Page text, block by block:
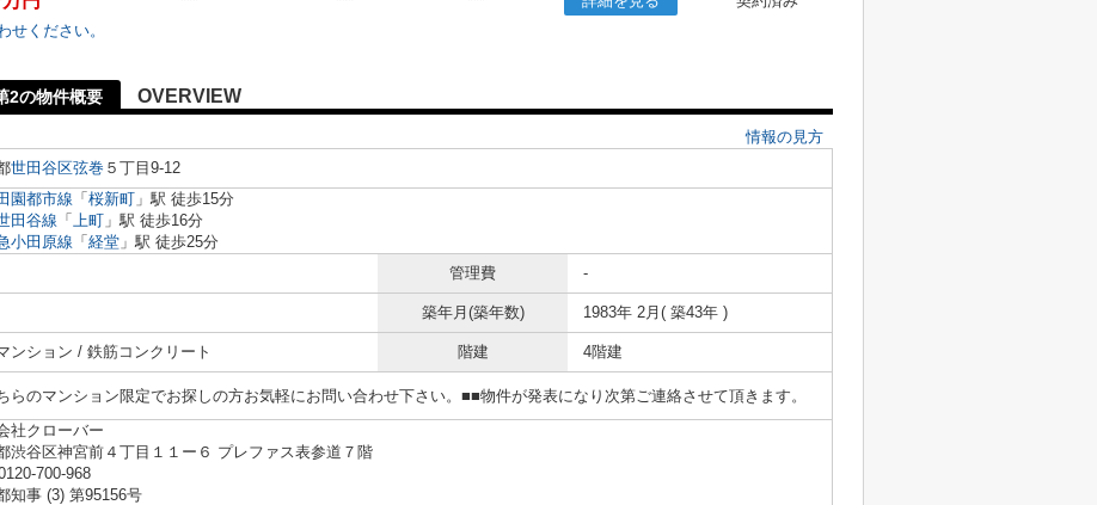
せください。
2の物件概要 OVERVIEW
情報の見方
世田谷区弦巻 ５丁目9-12
園都市線 「 桜新町 」駅 徒歩15分
田谷線 「 上町 」駅 徒歩16分
小田原線 「 経堂 」駅 徒歩25分
管理費 -
築年月(築年数) 1983年 2月( 築43年 )
ンション / 鉄筋コンクリート 階建 4階建
らのマンション限定でお探しの方お気軽にお問い合わせ下さい。■■物件が発表になり次第ご連絡させて頂きます。
社クローバー
渋谷区神宮前４丁目１１ー６ プレファス表参道７階
700-968
知事 (3) 第95156号